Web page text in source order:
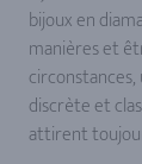
bijoux en
manières et
discrète et
attirent